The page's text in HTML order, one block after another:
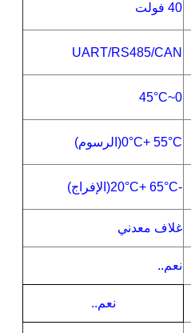
40 فولت
UART/RS485/CAN
0~45
°C
0°C+ 55°C( الرسوم)
-20
°C+ 65°C( الإفراج)
غلاف معدني
نعم..
نعم..